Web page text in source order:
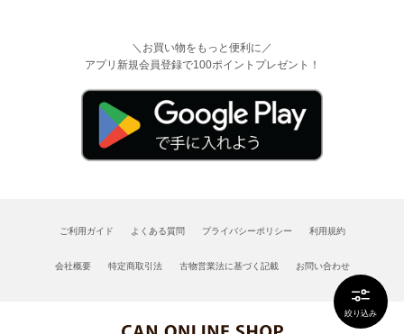
絞り込み
＼お買い物をもっと便利に／
アプリ新規会員登録で100ポイントプレゼント！
ご利用ガイド よくある質問 プライバシーポリシー 利用規約
会社概要 特定商取引法 古物営業法に基づく記載 お問い合わせ